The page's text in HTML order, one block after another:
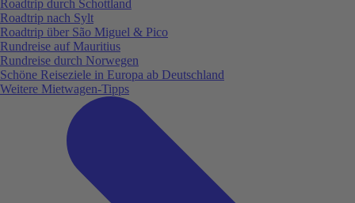
Roadtrip durch Schottland
Roadtrip nach Sylt
Roadtrip über São Miguel & Pico
Rundreise auf Mauritius
Rundreise durch Norwegen
Schöne Reiseziele in Europa ab Deutschland
Weitere Mietwagen-Tipps